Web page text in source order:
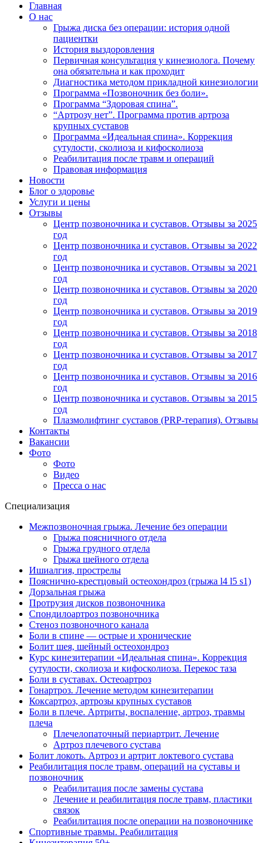
Главная
О нас
Грыжа диска без операции: история одной
пациентки
История выздоровления
Первичная консультация у кинезиолога. Почему
она обязательна и как проходит
Диагностика методом прикладной кинезиологии
Программа «Позвоночник без боли».
Программа “Здоровая спина”.
“Артрозу нет”. Программа против артроза
крупных суставов
Программа «Идеальная спина». Коррекция
сутулости, сколиоза и кифосколиоза
Реабилитация после травм и операций
Правовая информация
Новости
Блог о здоровье
Услуги и цены
Отзывы
Центр позвоночника и суставов. Отзывы за 2025
год
Центр позвоночника и суставов. Отзывы за 2022
год
Центр позвоночника и суставов. Отзывы за 2021
год
Центр позвоночника и суставов. Отзывы за 2020
год
Центр позвоночника и суставов. Отзывы за 2019
год
Центр позвоночника и суставов. Отзывы за 2018
год
Центр позвоночника и суставов. Отзывы за 2017
год
Центр позвоночника и суставов. Отзывы за 2016
год
Центр позвоночника и суставов. Отзывы за 2015
год
Плазмолифтинг суставов (PRP-терапия). Отзывы
Контакты
Вакансии
Фото
Фото
Видео
Пресса о нас
Специализация
Межпозвоночная грыжа. Лечение без операции
Грыжа поясничного отдела
Грыжа грудного отдела
Грыжа шейного отдела
Ишиалгия, прострелы
Пояснично-крестцовый остеохондроз (грыжа l4 l5 s1)
Дорзальная грыжа
Протрузия дисков позвоночника
Спондилоартроз позвоночника
Стеноз позвоночного канала
Боли в спине — острые и хронические
Болит шея, шейный остеохондроз
Курс кинезитерапии «Идеальная спина». Коррекция
сутулости, сколиоза и кифосколиоза. Перекос таза
Боли в суставах. Остеоартроз
Гонартроз. Лечение методом кинезитерапии
Коксартроз, артрозы крупных суставов
Боли в плече. Артриты, воспаление, артроз, травмы
плеча
Плечелопаточный периартрит. Лечение
Артроз плечевого сустава
Болит локоть. Артроз и артрит локтевого сустава
Реабилитация после травм, операций на суставы и
позвоночник
Реабилитация после замены сустава
Лечение и реабилитация после травм, пластики
связок
Реабилитация после операции на позвоночнике
Спортивные травмы. Реабилитация